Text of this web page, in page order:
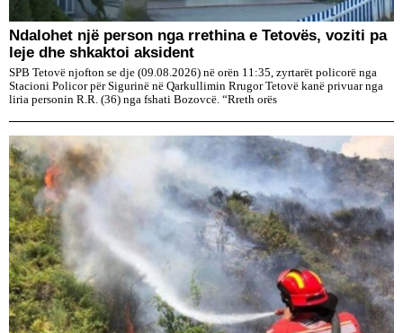
Ndalohet një person nga rrethina e Tetovës, voziti pa
leje dhe shkaktoi aksident
SPB Tetovë njofton se dje (09.08.2026) në orën 11:35, zyrtarët policorë nga
Stacioni Policor për Sigurinë në Qarkullimin Rrugor Tetovë kanë privuar nga
liria personin R.R. (36) nga fshati Bozovcë. “Rreth orës